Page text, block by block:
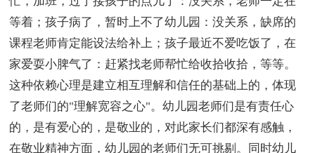
等着；孩子病了，暂时上不了幼儿园：没关系，缺席的
课程老师肯定能设法给补上；孩子最近不爱吃饭了，在
家爱耍小脾气了：赶紧找老师帮忙给收拾收拾，等等。
这种依赖心理是建立相互理解和信任的基础上的，体现
了老师们的"理解宽容之心"。幼儿园老师们是有责任心
的，是有爱心的，是敬业的，对此家长们都深有感触，
在敬业精神方面，幼儿园的老师们无可挑剔。同时幼儿